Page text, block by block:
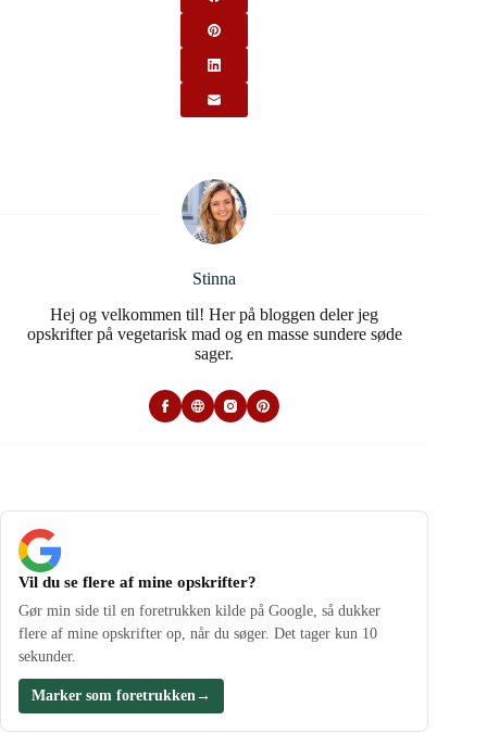
Stinna
Hej og velkommen til! Her på bloggen deler jeg
opskrifter på vegetarisk mad og en masse sundere søde
sager.
Vil du se flere af mine opskrifter?
Gør min side til en foretrukken kilde på Google, så dukker
flere af mine opskrifter op, når du søger. Det tager kun 10
sekunder.
Marker som foretrukken→